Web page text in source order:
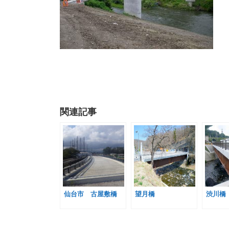
関連記事
仙台市 古屋敷橋 望月橋 渋川橋